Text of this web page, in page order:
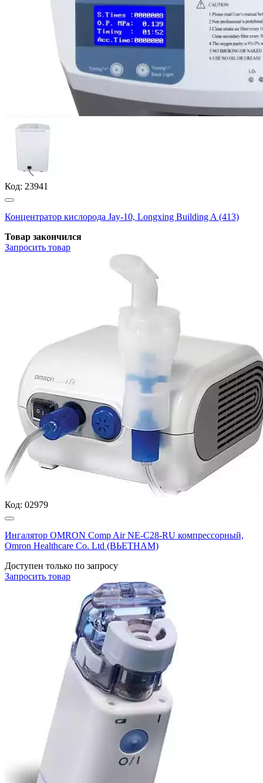
Код: 23941
Концентратор кислорода Jay-10, Longxing Building A (413)
Товар закончился
Запросить товар
Код: 02979
Ингалятор OMRON Comp Air NE-C28-RU компрессорный,
Omron Healthcare Co. Ltd (ВЬЕТНАМ)
Доступен только по запросу
Запросить товар